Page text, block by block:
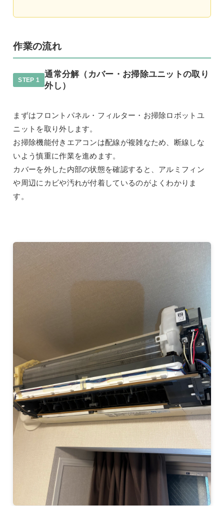
作業の流れ
STEP 1
通常分解（カバー・お掃除ユニットの取り
外し）
まずはフロントパネル・フィルター・お掃除ロボットユ
ニットを取り外します。
お掃除機能付きエアコンは配線が複雑なため、断線しな
いよう慎重に作業を進めます。
カバーを外した内部の状態を確認すると、アルミフィン
や周辺にカビや汚れが付着しているのがよくわかりま
す。